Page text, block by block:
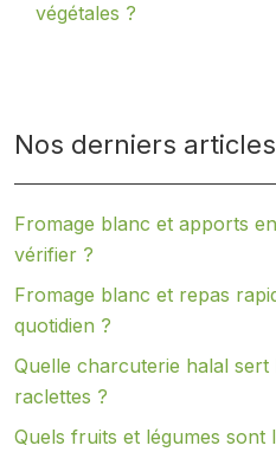
végétales ?
Nos derniers articles
Fromage blanc et apports
vérifier ?
Fromage blanc et repas
quotidien ?
Quelle charcuterie halal
raclettes ?
Quels fruits et légumes sont